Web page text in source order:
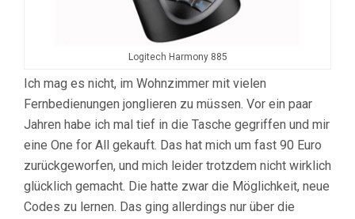
Logitech Harmony 885
Ich mag es nicht, im Wohnzimmer mit vielen
Fernbedienungen jonglieren zu müssen. Vor ein paar
Jahren habe ich mal tief in die Tasche gegriffen und mir
eine One for All gekauft. Das hat mich um fast 90 Euro
zurückgeworfen, und mich leider trotzdem nicht wirklich
glücklich gemacht. Die hatte zwar die Möglichkeit, neue
Codes zu lernen. Das ging allerdings nur über die